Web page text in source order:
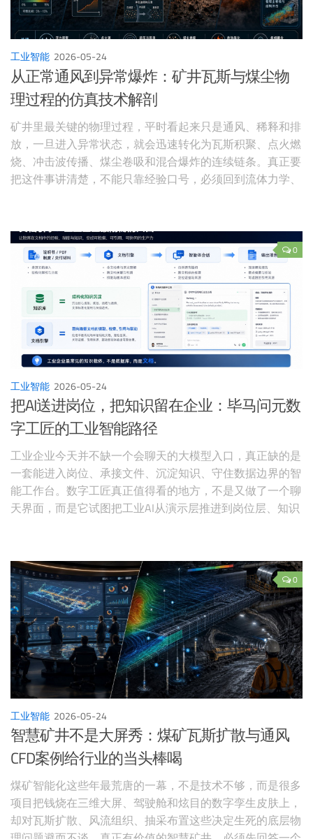
工业智能 2026-05-24
从正常通风到异常爆炸：矿井瓦斯与煤尘物
理过程的仿真技术解剖
矿井里最关键的物理过程，平时看起来只是通风、稀释和排
放，一旦进入异常状态，就会迅速转化为瓦斯积聚、点火燃
烧、冲击波传播、煤尘卷吸和混合爆炸的连续链条。真正要
把这件事讲清楚，不能只靠经验口号，必须回到流体力学、
0
工业智能 2026-05-24
把AI送进岗位，把知识留在企业：毕马问元数
字工匠的工业智能路径
工业企业今天并不缺一个会聊天的大模型入口，真正缺的是
一套能进入岗位、承接文件、沉淀知识、守住数据边界的智
能工作台。数字工匠真正值得看的地方，不是又做了一个聊
天界面，而是它试图把工业AI从演示层推进到岗位层、知识
0
工业智能 2026-05-24
智慧矿井不是大屏秀：煤矿瓦斯扩散与通风
CFD案例给行业的当头棒喝
煤矿智能化这些年最荒唐的一幕，不是技术不够，而是很多
项目把钱烧在三维大屏、驾驶舱和炫目的数字孪生皮肤上，
却对瓦斯扩散、风流组织、抽采布置这些决定生死的底层物